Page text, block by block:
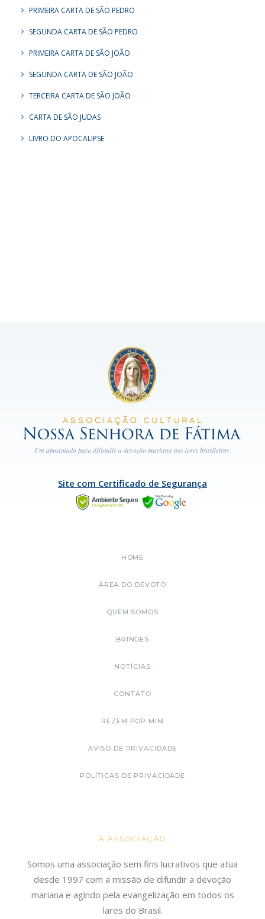
PRIMEIRA CARTA DE SÃO PEDRO
SEGUNDA CARTA DE SÃO PEDRO
PRIMEIRA CARTA DE SÃO JOÃO
SEGUNDA CARTA DE SÃO JOÃO
TERCEIRA CARTA DE SÃO JOÃO
CARTA DE SÃO JUDAS
LIVRO DO APOCALIPSE
Site com Certificado de Segurança
HOME
ÁREA DO DEVOTO
QUEM SOMOS
BRINDES
NOTÍCIAS
CONTATO
REZEM POR MIM
AVISO DE PRIVACIDADE
POLÍTICAS DE PRIVACIDADE
A ASSOCIAÇÃO
Somos uma associação sem fins lucrativos que atua
desde 1997 com a missão de difundir a devoção
mariana e agindo pela evangelização em todos os
lares do Brasil.